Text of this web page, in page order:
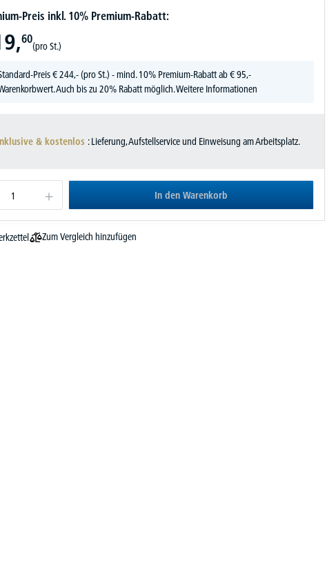
Preis inkl. 10% Premium-Rabatt:
60
(pro St.)
Preis€244,-(pro St.) - mind. 10% Premium-Rabatt ab € 95,-
Auch bis zu 20% Rabatt möglich.Weitere Informationen
& kostenlos : Lieferung, Aufstellservice und Einweisung am Arbeitsplatz.
In den Warenkorb
Zum Vergleich hinzufügen